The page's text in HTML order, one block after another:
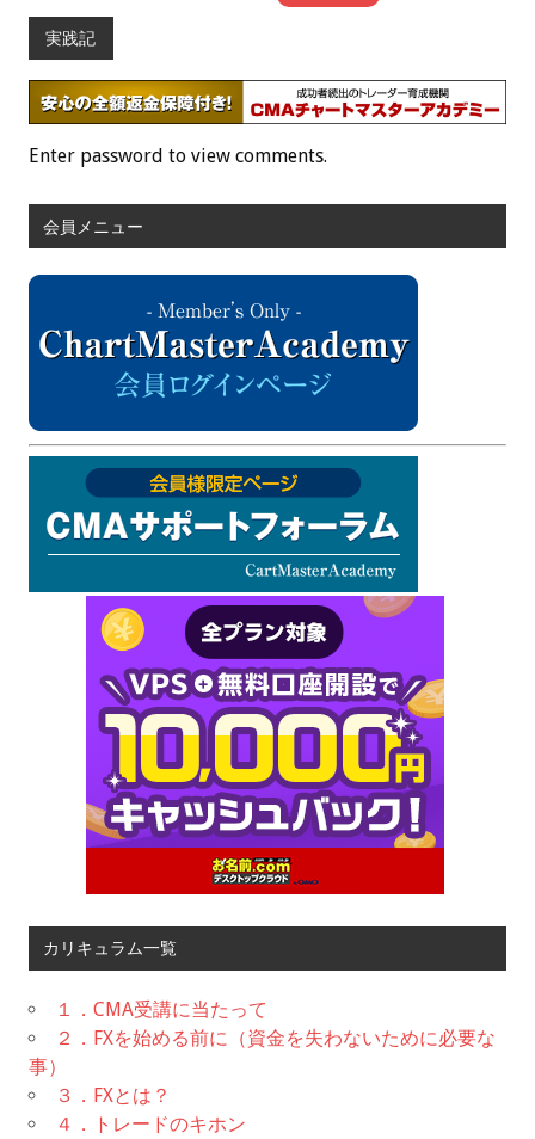
実践記
Enter password to view comments.
会員メニュー
カリキュラム一覧
１．CMA受講に当たって
２．FXを始める前に（資金を失わないために必要な
事）
３．FXとは？
４．トレードのキホン